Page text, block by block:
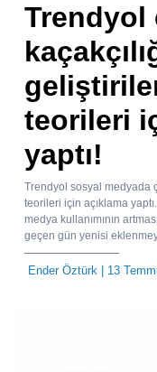
Trendyol
teorileri
yaptı!
Trendyol sosyal medyada
teorileri için açıklama
medya kullanımının
geçen gün yenisi
Ender Öztürk | 13